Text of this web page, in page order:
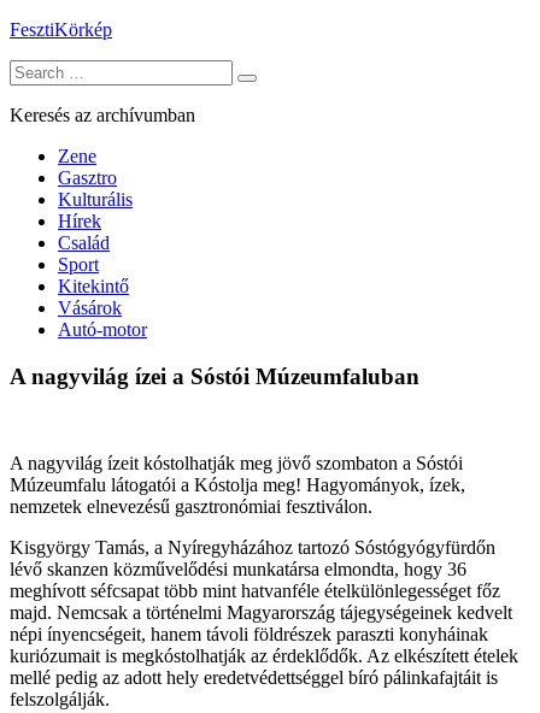
Skip
content
FesztiKörkép
Search
for:
Keresés az archívumban
Zene
Gasztro
Kulturális
Hírek
Család
Sport
Kitekintő
Vásárok
Autó-motor
A nagyvilág ízei a Sóstói Múzeumfaluban
A nagyvilág ízeit kóstolhatják meg jövő szombaton a Sóstói
Múzeumfalu látogatói a Kóstolja meg! Hagyományok, ízek,
nemzetek elnevezésű gasztronómiai fesztiválon.
Kisgyörgy Tamás, a Nyíregyházához tartozó Sóstógyógyfürdőn
lévő skanzen közművelődési munkatársa elmondta, hogy 36
meghívott séfcsapat több mint hatvanféle ételkülönlegességet főz
majd. Nemcsak a történelmi Magyarország tájegységeinek kedvelt
népi ínyencségeit, hanem távoli földrészek paraszti konyháinak
kuriózumait is megkóstolhatják az érdeklődők. Az elkészített ételek
mellé pedig az adott hely eredetvédettséggel bíró pálinkafajtáit is
felszolgálják.